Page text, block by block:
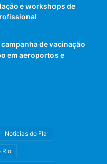
e workshops de
de vacinação
em aeroportos e
Noticias do Fla
Rio